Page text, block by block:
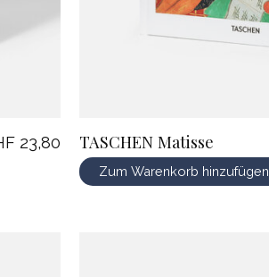
23,80 TASCHEN Matisse
Zum Warenkorb hinzufügen